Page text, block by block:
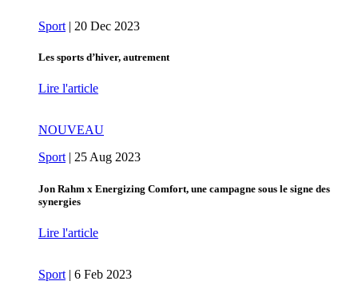
Sport | 20 Dec 2023
Les sports d’hiver, autrement
Lire l'article
NOUVEAU
Sport| 25 Aug 2023
Jon Rahm x Energizing Comfort, une campagne sous le signe des
synergies
Lire l'article
Sport | 6 Feb 2023